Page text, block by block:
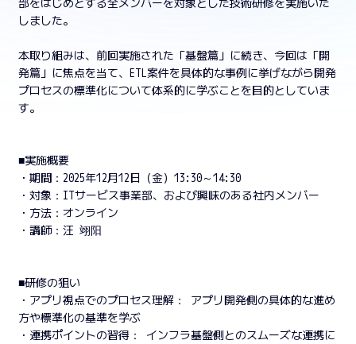
部をはじめとする全メンバーを対象とした技術研修を実施いた
しました。
本取り組みは、前回実施された「基盤篇」に続き、今回は「開
発篇」に焦点を当て、ETL案件を具体的な事例に挙げながら開発
プロセスの標準化について体系的に学ぶことを目的としていま
す。
■実施概要
・期間：2025年12月12日（金）13:30～14:30
・対象：ITサービス事業部、および興味のある社内メンバー
・方法：オンライン
・講師：汪 翊阳
■研修の狙い
・アプリ視点でのプロセス理解： アプリ開発側の具体的な進め
方や標準化の基準を学ぶ
・連携ポイントの習得： インフラ基盤側とのスムーズな連携に